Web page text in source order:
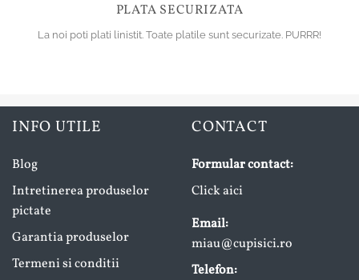
PLATA SECURIZATA
La noi poti plati linistit. Toate platile sunt securizate. PURRR!
INFO UTILE
Blog
Intretinerea produselor
pictate
Garantia produselor
Termeni si conditii
CONTACT
Formular contact:
Click aici
Email:
miau@cupisici.ro
Telefon: